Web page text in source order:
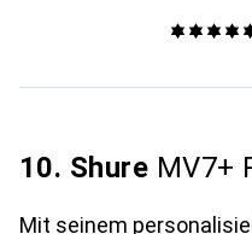
10. Shure MV7+
Mit seinem